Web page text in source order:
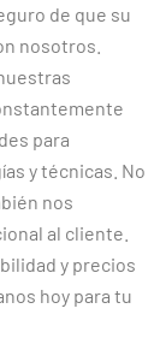
de que su
nosotros.
para
y técnicas. No
nos
al cliente.
y precios
hoy para tu